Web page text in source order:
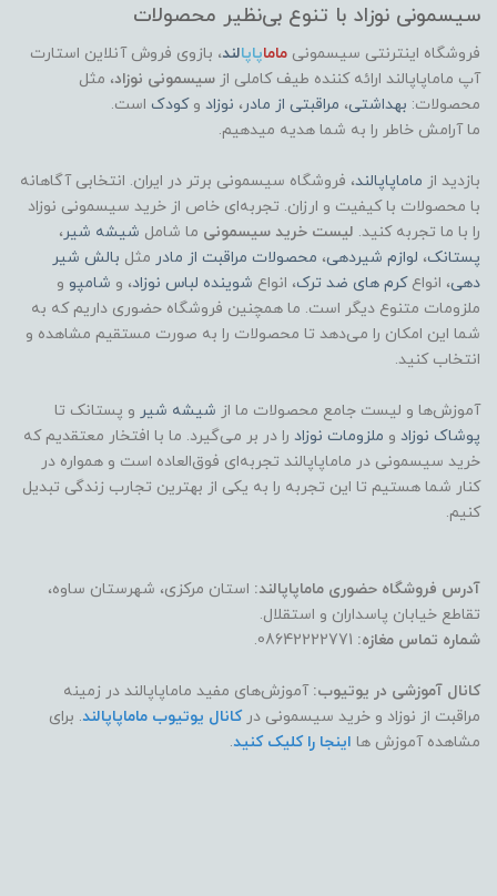
سیسمونی نوزاد با تنوع بی‌نظیر محصولات
فروشگاه اینترنتی سیسمونی ماماپاپالند، بازوی فروش آنلاین استارت
آپ ماماپاپالند ارائه کننده طیف کاملی از سیسمونی نوزاد، مثل
محصولات: بهداشتی، مراقبتی از مادر، نوزاد وکودک است.
ما آرامش خاطر را به شما هدیه میدهیم.
بازدید از ماماپاپالند، فروشگاه سیسمونی برتر در ایران. انتخابی آگاهانه
با محصولات با کیفیت و ارزان. تجربه‌ای خاص از خرید سیسمونی نوزاد
را با ما تجربه کنید. لیست خرید سیسمونی ما شامل شیشه شیر،
پستانک، لوازم شیردهی، محصولات مراقبت از مادر مثل بالش شیر
دهی، انواعکرم های ضد ترک، انواع شوینده لباس نوزاد، و شامپو و
ملزومات متنوع دیگر است. ما همچنین فروشگاه حضوری داریم که به
شما این امکان را می‌دهد تا محصولات را به صورت مستقیم مشاهده و
انتخاب کنید.
آموزش‌ها و لیست جامع محصولات ما از شیشه شیر و پستانک تا
پوشاک نوزاد و ملزومات نوزاد را در بر می‌گیرد. ما با افتخار معتقدیم که
خرید سیسمونی در ماماپاپالند تجربه‌ای فوق‌العاده است و همواره در
کنار شما هستیم تا این تجربه را به یکی از بهترین تجارب زندگی تبدیل
کنیم.
آدرس فروشگاه حضوری ماماپاپالند: استان مرکزی، شهرستان ساوه،
تقاطع خیابان پاسداران و استقلال.
شماره تماس مغازه:
کانال آموزشی در یوتیوب: آموزش‌های مفید ماماپاپالند در زمینه
مراقبت از نوزاد و خرید سیسمونی درکانال یوتیوب ماماپاپالند. برای
مشاهده آموزش ها اینجا را کلیک کنید.